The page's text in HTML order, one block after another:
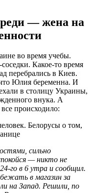
— жена на
во время учебы.
Какое-то время
перебрались в Киев.
Юлия беременна. И
в столицу Украины,
внука. А
происходило:
сильно
— никто не
го в 6 утра и сообщил.
в магазин за
на Запад. Решили, по